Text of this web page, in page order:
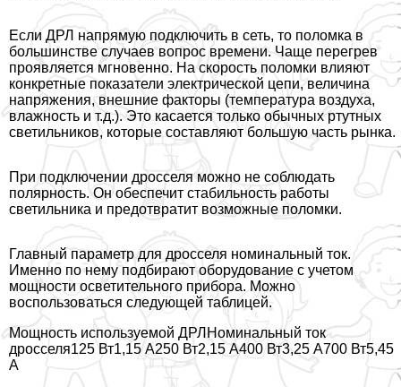
Если ДРЛ напрямую подключить в сеть, то поломка в
большинстве случаев вопрос времени. Чаще перегрев
проявляется мгновенно. На скорость поломки влияют
конкретные показатели электрической цепи, величина
напряжения, внешние факторы (температура воздуха,
влажность и т.д.). Это касается только обычных ртутных
светильников, которые составляют большую часть рынка.
При подключении дросселя можно не соблюдать
полярность. Он обеспечит стабильность работы
светильника и предотвратит возможные поломки.
Главный параметр для дросселя номинальный ток.
Именно по нему подбирают оборудование с учетом
мощности осветительного прибора. Можно
воспользоваться следующей таблицей.
Мощность используемой ДРЛНоминальный ток
дросселя125 Вт1,15 А250 Вт2,15 А400 Вт3,25 А700 Вт5,45
А